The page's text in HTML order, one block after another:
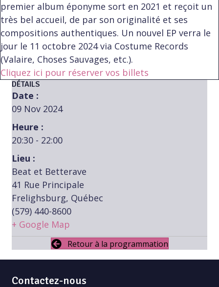
premier album éponyme sort en 2021 et reçoit un
très bel accueil, de par son originalité et ses
compositions authentiques. Un nouvel EP verra le
jour le 11 octobre 2024 via Costume Records
(Valaire, Choses Sauvages, etc.).
Cliquez ici pour réserver vos billets
DÉTAILS
Date :
09 Nov 2024
Heure :
20:30 - 22:00
Lieu :
Beat et Betterave
41 Rue Principale
Frelighsburg, Québec
(579) 440-8600
+ Google Map
Retour à la programmation
Contactez-nous